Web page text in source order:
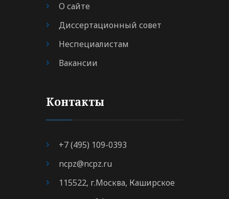
О сайте
Диссертационный совет
Неспециалистам
Вакансии
Контакты
+7 (495) 109-0393
ncpz@ncpz.ru
115522, г.Москва, Каширское